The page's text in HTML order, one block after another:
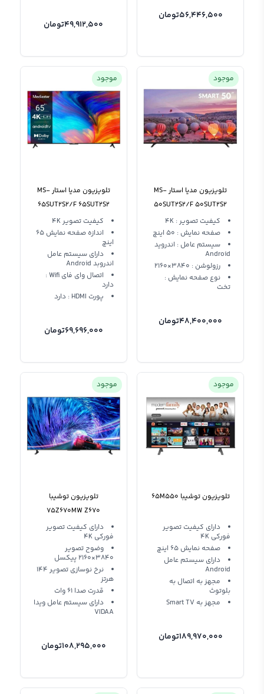
56,446,500تومان
49,912,500تومان
موجود
تلویزیون مدیا استار MS-
50SUT2S2/F 50SUT2S2
کیفیت تصویر : 4K
صفحه نمایش : 50 اینچ
سیستم عامل : اندروید
Android
رزولوشن : 3840×2160
نوع صفحه نمایش :
تخت
48,400,000تومان
موجود
تلویزیون مدیا استار MS-
65SUT2S2/F 65SUT2S2
کیفیت تصویر 4K
اندازه صفحه نمایش 65
اینچ
دارای سیستم عامل
اندروبد Android
اتصال وای فای Wifi :
دارد
پورت HDMI : دارد
69,696,000تومان
موجود
تلویزیون توشیبا 65M550
دارای کیفیت تصویر
فورکی 4K
صفحه نمایش 65 اینچ
دارای سیستم عامل
Android
مجهز به اتصال به
بلوتوث
مجهز به Smart TV
189,970,000تومان
موجود
تلویزیون توشیبا
75Z670MW Z670
دارای کیفیت تصویر
فورکی 4K
وضوح تصویر
3840×2160 پیکسل
نرخ نوسازی تصویر 144
هرتز
قدرت صدا 61 وات
دارای سیستم عامل ویدا
VIDAA
108,295,000تومان